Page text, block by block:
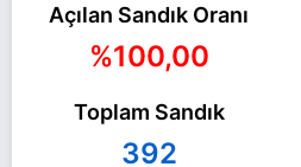
Açılan Sandık Oranı
%100,00
Toplam Sandık
392